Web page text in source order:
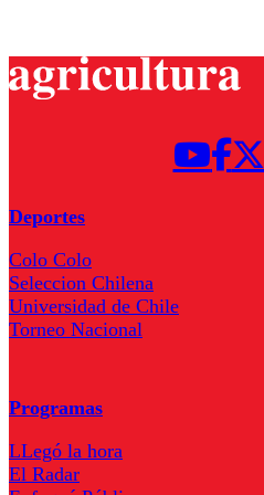
Deportes
Colo Colo
Seleccion Chilena
Universidad de Chile
Torneo Nacional
Programas
LLegó la hora
El Radar